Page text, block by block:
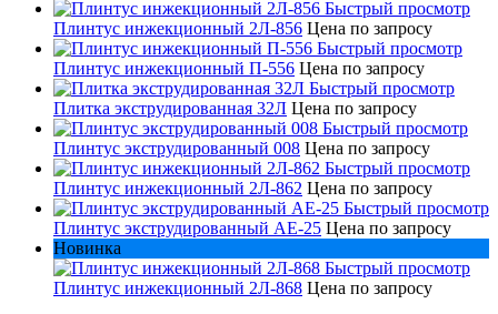
Быстрый просмотр
Плинтус инжекционный 2Л-856 Цена по запросу
Быстрый просмотр
Плинтус инжекционный П-556 Цена по запросу
Быстрый просмотр
Плитка экструдированная 32Л Цена по запросу
Быстрый просмотр
Плинтус экструдированный 008 Цена по запросу
Быстрый просмотр
Плинтус инжекционный 2Л-862 Цена по запросу
Быстрый просмотр
Плинтус экструдированный AE-25 Цена по запросу
Новинка
Быстрый просмотр
Плинтус инжекционный 2Л-868 Цена по запросу